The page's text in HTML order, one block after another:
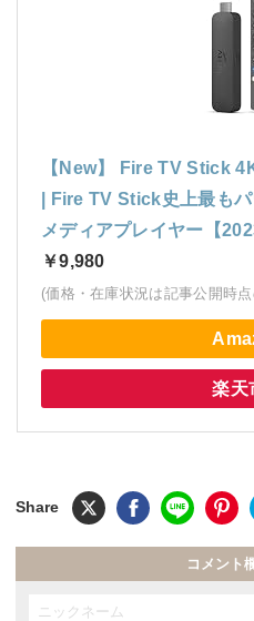
【New】 Fire TV Stick
| Fire TV Stick史上最も
メディアプレイヤー【
￥9,980
(価格・在庫状況は記事公開時
楽天
コメント